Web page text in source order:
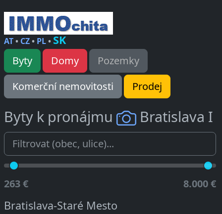
AT• CZ• PL• SK
Byty Domy
Pozemky
Komerční nemovitosti
Prodej
Byty k pronájmu Bratislava I
263 € 8.000 €
Bratislava-Staré Mesto